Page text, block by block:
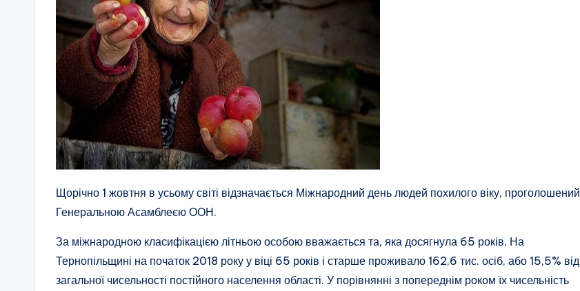
Щорічно 1 жовтня в усьому світі відзначається Міжнародний день людей похилого віку, проголошений
Генеральною Асамблеєю ООН.
За міжнародною класифікацією літньою особою вважається та, яка досягнула 65 років. На
Тернопільщині на початок 2018 року у віці 65 років і старше проживало 162,6 тис. осіб, або 15,5% від
загальної чисельності постійного населення області. У порівнянні з попереднім роком їх чисельність